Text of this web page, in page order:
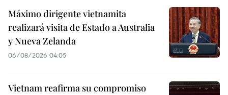
Máximo dirigente vietnamita
realizará visita de Estado a Australia
y Nueva Zelanda
06/08/2026 04:05
Vietnam reafirma su compromiso